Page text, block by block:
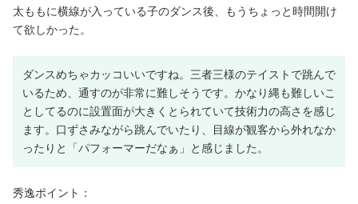
太ももに横線が入っている子のダンス後、もうちょっと時間開け
て欲しかった。
ダンスめちゃカッコいいですね。三者三様のテイストで跳んで
いるため、通すのが非常に難しそうです。かなり縄も難しいこ
としてるのに設置面が大きくとられていて技術力の高さを感じ
ます。口ずさみながら跳んでいたり、目線が観客から外れなか
ったりと「パフォーマーだなぁ」と感じました。
秀逸ポイント：